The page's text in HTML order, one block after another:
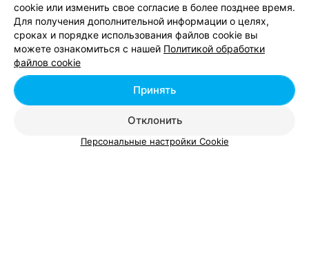
Добавить компанию
Добавить специалиста
cookie или изменить свое согласие в более позднее время.
Для получения дополнительной информации о целях,
сроках и порядке использования файлов cookie вы
можете ознакомиться с нашей Политикой обработки
файлов cookie
Отклонить
Принять
Персональные настройки Cookie